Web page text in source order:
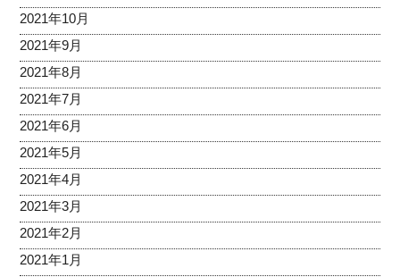
2021年10月
2021年9月
2021年8月
2021年7月
2021年6月
2021年5月
2021年4月
2021年3月
2021年2月
2021年1月